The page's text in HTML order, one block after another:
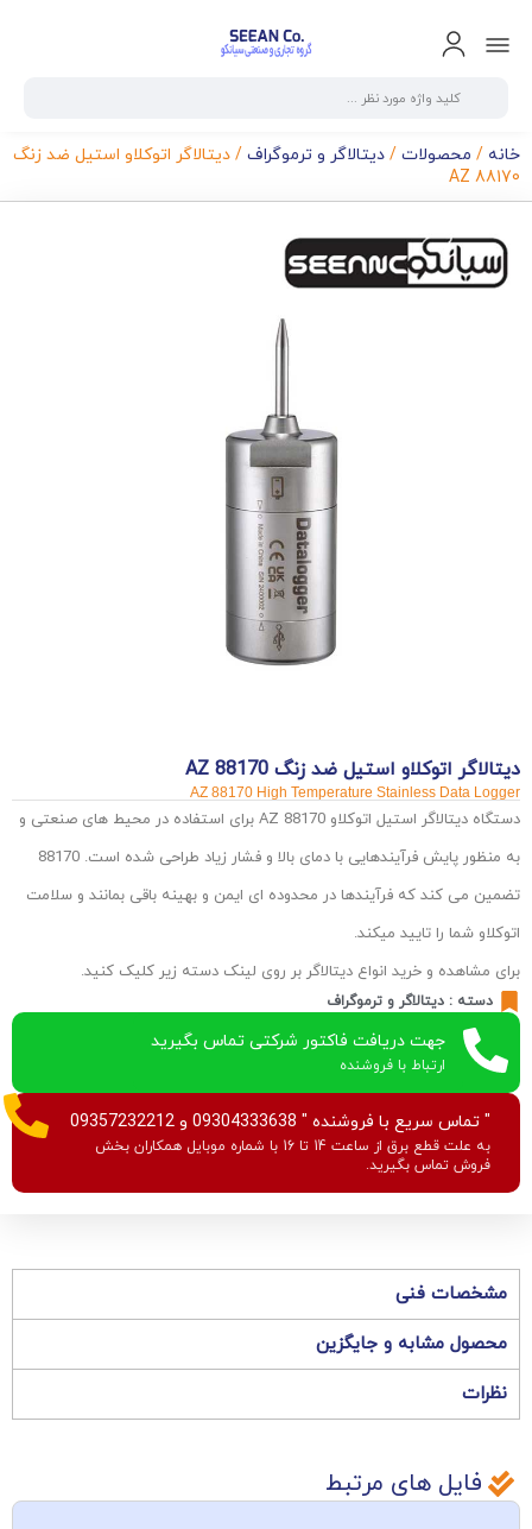
خانه / محصولات / دیتالاگر و ترموگراف / دیتالاگر اتوکلاو استیل ضد زنگ
AZ 88170
دیتالاگر اتوکلاو استیل ضد زنگ AZ 88170
AZ 88170 High Temperature Stainless Data Logger
دستگاه دیتالاگر استیل اتوکلاو AZ 88170 برای استفاده در محیط های صنعتی و
به منظور پایش فرآیندهایی با دمای بالا و فشار زیاد طراحی شده است. 88170
تضمین می کند که فرآیندها در محدوده ای ایمن و بهینه باقی بمانند و سلامت
اتوکلاو شما را تایید میکند.
برای مشاهده و خرید انواع دیتالاگر بر روی لینک دسته زیر کلیک کنید.
دسته : دیتالاگر و ترموگراف
جهت دریافت فاکتور شرکتی تماس بگیرید
ارتباط با فروشنده
" تماس سریع با فروشنده " 09304333638 و 09357232212
به علت قطع برق از ساعت 14 تا 16 با شماره موبایل همکاران بخش
فروش تماس بگیرید.
مشخصات فنی
محصول مشابه و جایگزین
نظرات
فایل های مرتبط